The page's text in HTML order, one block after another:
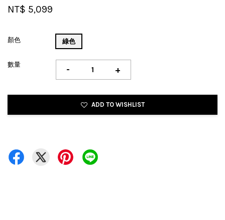
NT$ 5,099
顏色 綠色
數量 - +
ADD TO WISHLIST